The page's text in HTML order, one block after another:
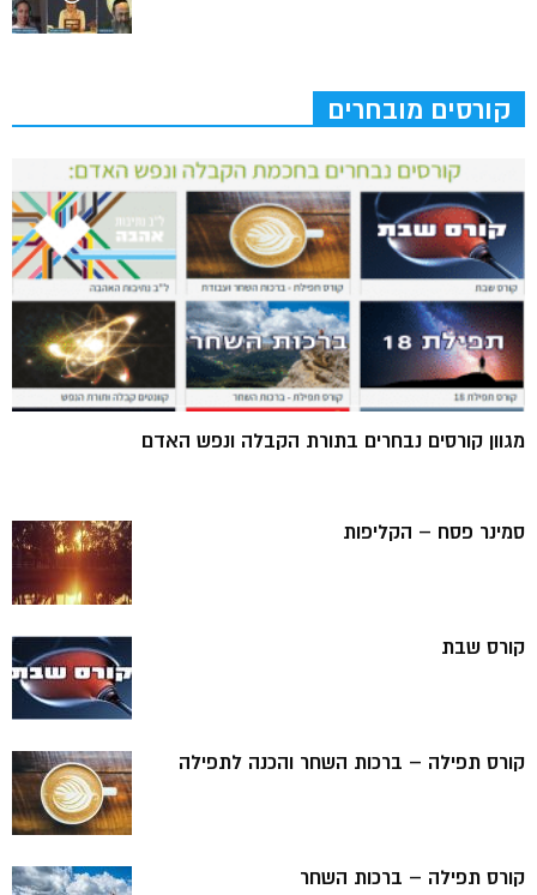
קורסים מובחרים
מגוון קורסים נבחרים בתורת הקבלה ונפש האדם
סמינר פסח – הקליפות
קורס שבת
קורס תפילה – ברכות השחר והכנה לתפילה
קורס תפילה – ברכות השחר